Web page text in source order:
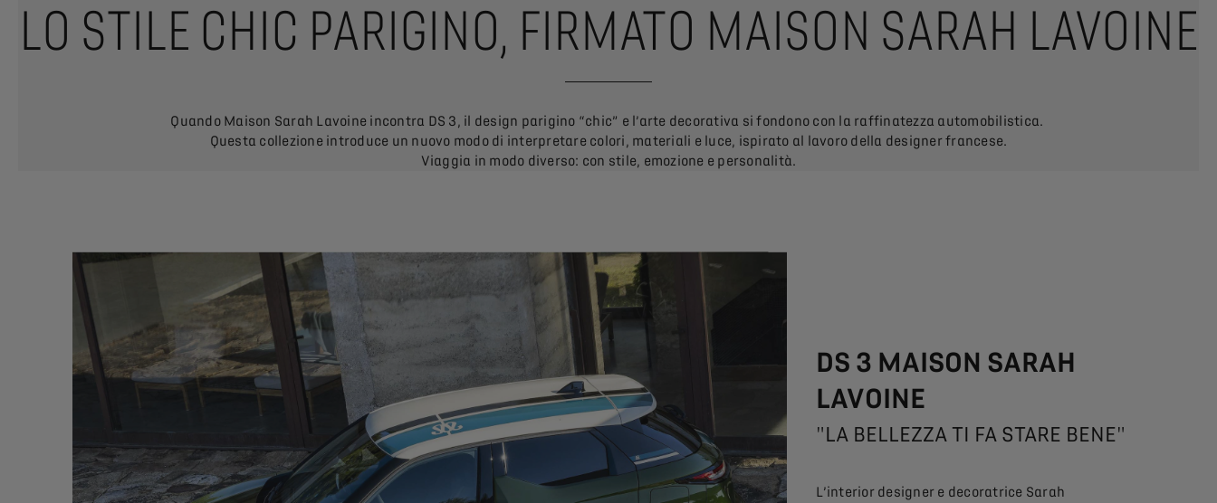
LO STILE CHIC PARIGINO, FIRMATO MAISON SARAH LAVOINE
Quando Maison Sarah Lavoine incontra DS 3, il design parigino “chic” e l’arte decorativa si fondono con la raffinatezza automobilistica.
Questa collezione introduce un nuovo modo di interpretare colori, materiali e luce, ispirato al lavoro della designer francese.
Viaggia in modo diverso: con stile, emozione e personalità.
DS 3 MAISON SARAH
LAVOINE
"LA BELLEZZA TI FA STARE BENE"
L’interior designer e decoratrice Sarah